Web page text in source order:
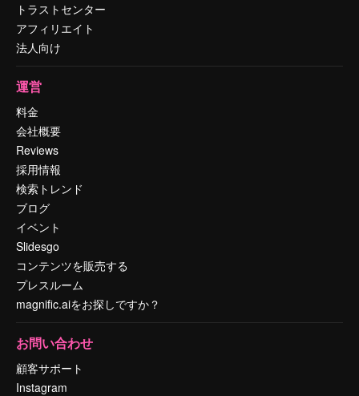
トラストセンター
アフィリエイト
法人向け
運営
料金
会社概要
Reviews
採用情報
検索トレンド
ブログ
イベント
Slidesgo
コンテンツを販売する
プレスルーム
magnific.aiをお探しですか？
お問い合わせ
顧客サポート
Instagram